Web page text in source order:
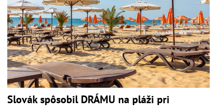
Slovák spôsobil DRÁMU na pláži pri